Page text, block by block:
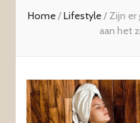
Home/Lifestyle/Zijn er
aan het